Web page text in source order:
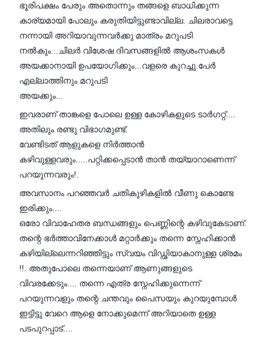
ഭൂരിപക്ഷം പേരും അതൊന്നും തങ്ങളെ ബാധിക്കുന്ന
കാര്യമായി പോലും കരുതിയിട്ടുണ്ടാവില്ല. ചിലരാവട്ടെ
നന്നായി അറിയാവുന്നവർക്കു മാത്രം മറുപടി
നൽകും...ചിലർ വിശേഷ ദിവസങ്ങളിൽ ആശംസകൾ
അയക്കാനായി ഉപയോഗിക്കും...വളരെ കുറച്ചു പേർ
എല്ലാത്തിനും മറുപടി
അയക്കും...
ഇവരാണ് താങ്കളെ പോലെ ഉള്ള കോഴികളുടെ ടാർഗറ്റ്....
അതിലും രണ്ടു വിഭാഗമുണ്ട്.
വേണ്ടിടത് ആളുകളെ നിർത്താൻ
കഴിവുള്ളവരും.....പറ്റിക്കപ്പെടാൻ താൻ തയ്യാറാണെന്ന്
പറയുന്നവരും!.
അവസാനം പറഞ്ഞവർ ചതികുഴികളിൽ വീണു കൊണ്ടേ
ഇരിക്കും....
ഒരോ വിവാഹേതര ബന്ധങ്ങളും പെണ്ണിന്റെ കഴിവുകേടാണ്.
തന്റെ ഭർത്താവിനേക്കാൾ മറ്റാർക്കും തന്നെ സ്നേഹിക്കാൻ
കഴിയില്ലെന്നറിഞ്ഞിട്ടും സ്വയം വിഡ്ഢിയാകാനുള്ള ശ്രമം
!!. അതുപോലെ തന്നെയാണ് ആണുങ്ങളുടെ
വിവരക്കേടും.... തന്നെ എത്ര സ്നേഹിക്കുന്നെന്ന്
പറയുന്നവളും തന്റെ ചന്തവും പൈസയും കുറയുമ്പോൾ
ഇട്ടിട്ടു വേറെ ആളെ നോക്കുമെന്ന് അറിയാതെ ഉള്ള
പടപുറപ്പാട്....